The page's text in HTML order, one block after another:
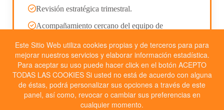
Este Sitio Web utiliza cookies propias y de terceros para para
mejorar nuestros servicios y elaborar información estadística.
Para aceptar su uso puede hacer click en el botón ACEPTO
TODAS LAS COOKIES Si usted no está de acuerdo con alguna
de éstas, podrá personalizar sus opciones a través de este
panel, así como, revocar o cambiar sus preferencias en
cualquier momento.
Revisión estratégica trimestral.
Acompañamiento cercano del equipo de
Sin permanencia.
Encaja si: necesitas tratar tu App como un producto vivo,
no como un proyecto más.